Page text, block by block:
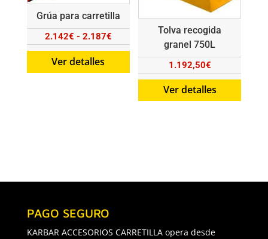
Grúa para carretilla
2.142€ - 2.187€Rango
de
Ver detalles
Tolva recogida
granel 750L
1.192,50€
Ver detalles
PAGO SEGURO
KARBAR ACCESORIOS CARRETILLA opera desde